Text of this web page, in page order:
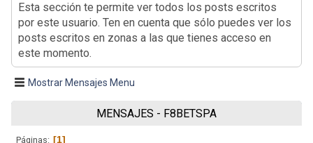
Esta sección te permite ver todos los posts escritos
por este usuario. Ten en cuenta que sólo puedes ver los
posts escritos en zonas a las que tienes acceso en
este momento.
Mostrar Mensajes Menu
MENSAJES - F8BETSPA
Páginas 1